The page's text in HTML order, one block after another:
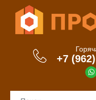
+7